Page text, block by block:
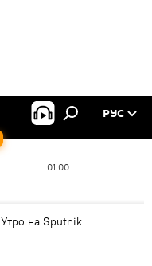
РУС
01:00
Утро на Sputnik